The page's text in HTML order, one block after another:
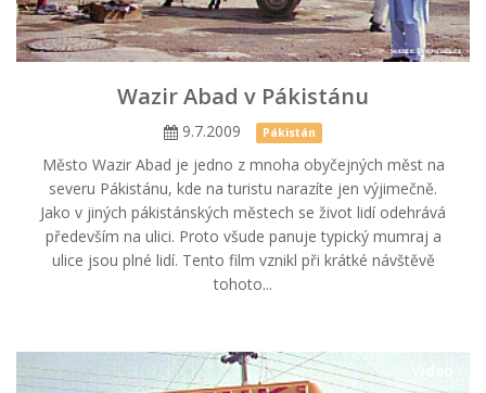
Wazir Abad v Pákistánu
9.7.2009 Pákistán
Město Wazir Abad je jedno z mnoha obyčejných měst na
severu Pákistánu, kde na turistu narazíte jen výjimečně.
Jako v jiných pákistánských městech se život lidí odehrává
především na ulici. Proto všude panuje typický mumraj a
ulice jsou plné lidí. Tento film vznikl při krátké návštěvě
tohoto...